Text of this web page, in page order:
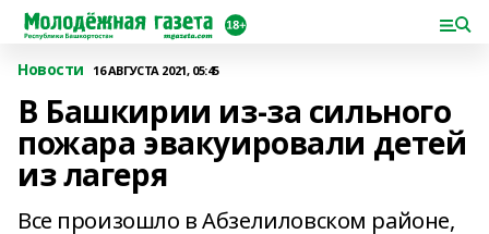
Новости 16 АВГУСТА 2021, 05:45
В Башкирии из-за сильного
пожара эвакуировали детей
из лагеря
Все произошло в Абзелиловском районе,